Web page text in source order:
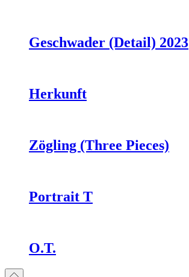
Geschwader (Detail) 2023
Herkunft
Zögling (Three Pieces)
Portrait T
O.T.